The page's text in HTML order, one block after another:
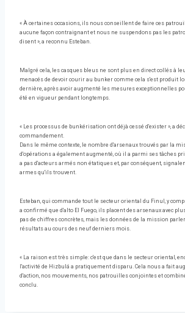
« À certaines occasions, ils nous conseillent de faire ces
aucune façon contraignant et nous ne suspendons pas les
disent », a reconnu Esteban.
Malgré cela, les casques bleus ne sont plus en direct collés à
menacés de devoir courir au bunker comme cela s'est produit
dernière, après avoir augmenté les mesures exceptionnelles
été en vigueur pendant longtemps.
« Les processus de bunkérisation ont déjà cessé d'exister », a
commandement.
Dans le même contexte, le nombre d'arsenaux trouvés par la
d'opérations a également augmenté, où il a parmi ses tâches
a pas d'acteurs armés non étatiques et, par conséquent,
armes qu'ils trouvent.
Esteban, qui commande tout le secteur oriental du Finul, y
a confirmé que d'alto El Fuego, ils placent des arsenaux avec
pas de chiffres concrètes, mais les données de la mission
résultats au cours des neuf derniers mois.
« La raison est très simple: c'est que dans le secteur oriental,
l'activité de Hizbulá a pratiquement disparu. Cela nous a fait
d'action, nos mouvements, nos patrouilles conjointes et
conclu.